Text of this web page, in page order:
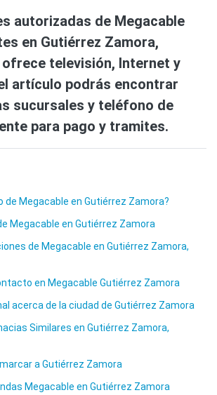
autorizadas de Megacable
en Gutiérrez Zamora,
televisión, Internet y
artículo podrás encontrar
sucursales y teléfono de
para pago y tramites.
de Megacable en Gutiérrez Zamora?
Megacable en Gutiérrez Zamora
de Megacable en Gutiérrez Zamora,
en Megacable Gutiérrez Zamora
acerca de la ciudad de Gutiérrez Zamora
Similares en Gutiérrez Zamora,
a Gutiérrez Zamora
Megacable en Gutiérrez Zamora